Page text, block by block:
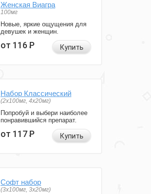
Женская Виагра
100мг
Новые, яркие ощущения для
девушек и женщин.
от 116Р Купить
Набор Классический
(2x100мг, 4x20мг)
Попробуй и выбери наиболее
понравившийся препарат.
от 117Р Купить
Софт набор
(3x100мг, 3x20мг)